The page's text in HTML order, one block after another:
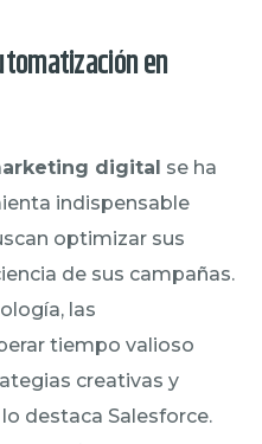
en
digital se ha
indispensable
optimizar sus
de sus campañas.
las
tiempo valioso
creativas y
destaca Salesforce.